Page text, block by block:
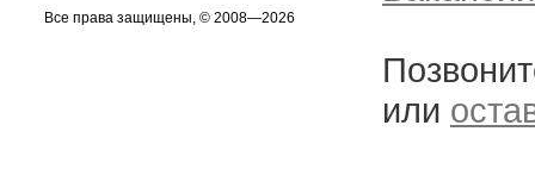
Все права защищены, © 2008—2026
или